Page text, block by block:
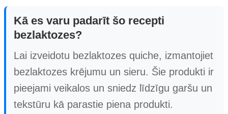
Kā es varu padarīt šo recepti
bezlaktozes?
Lai izveidotu bezlaktozes quiche, izmantojiet
bezlaktozes krējumu un sieru. Šie produkti ir
pieejami veikalos un sniedz līdzīgu garšu un
tekstūru kā parastie piena produkti.